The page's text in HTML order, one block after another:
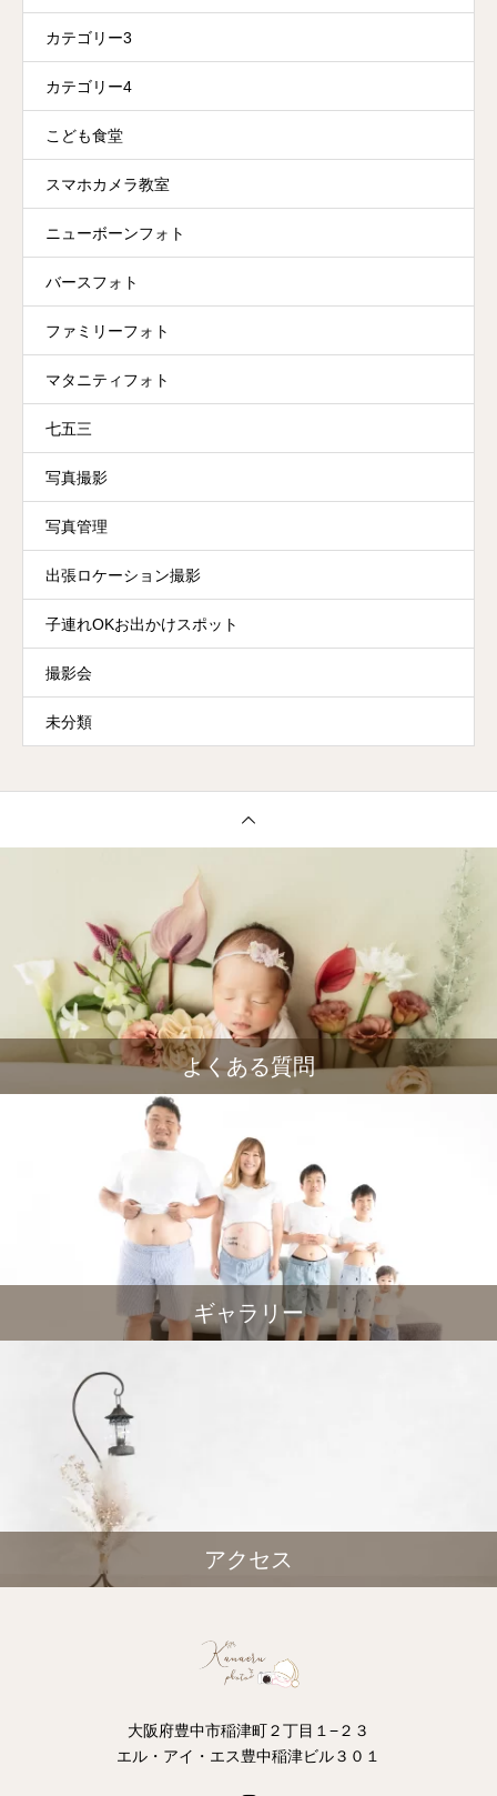
カテゴリー3
カテゴリー4
こども食堂
スマホカメラ教室
ニューボーンフォト
バースフォト
ファミリーフォト
マタニティフォト
七五三
写真撮影
写真管理
出張ロケーション撮影
子連れOKお出かけスポット
撮影会
未分類
よくある質問
ギャラリー
アクセス
大阪府豊中市稲津町２丁目１−２３
エル・アイ・エス豊中稲津ビル３０１